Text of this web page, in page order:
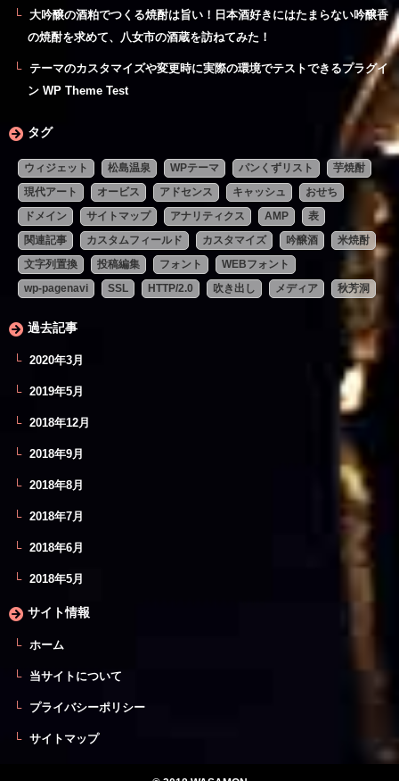
大吟醸の酒粕でつくる焼酎は旨い！日本酒好きにはたまらない吟醸香
の焼酎を求めて、八女市の酒蔵を訪ねてみた！
テーマのカスタマイズや変更時に実際の環境でテストできるプラグイ
ン WP Theme Test
タグ
ウィジェット 松島温泉 WPテーマ パンくずリスト
芋焼酎
現代アート
オービス アドセンス キャッシュ
おせち
ドメイン
サイトマップ アナリティクス AMP
表
関連記事
カスタムフィールド カスタマイズ 吟醸酒
米焼酎
文字列置換
投稿編集 フォント
WEBフォント
wp-pagenavi
SSL HTTP/2.0 吹き出し メディア 秋芳洞
過去記事
2020年3月
2019年5月
2018年12月
2018年9月
2018年8月
2018年7月
2018年6月
2018年5月
サイト情報
ホーム
当サイトについて
プライバシーポリシー
サイトマップ